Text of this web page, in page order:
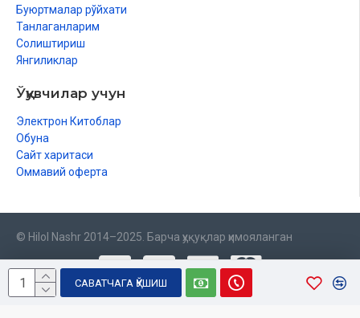
САВАТЧАГА ҚЎШИШ
Буюртмалар рўйхати
Танлаганларим
Солиштириш
Янгиликлар
Ўқувчилар учун
Электрон Китоблар
Обуна
Сайт харитаси
Оммавий оферта
© Hilol Nashr 2014–2025. Барча ҳуқуқлар ҳимояланган